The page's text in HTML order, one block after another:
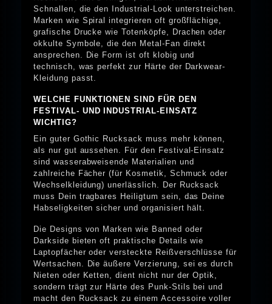
Schnallen, die den Industrial-Look unterstreichen.
Marken wie Spiral integrieren oft großflächige,
grafische Drucke wie Totenköpfe, Drachen oder
okkulte Symbole, die den Metal-Fan direkt
ansprechen. Die Form ist oft klobig und
technisch, was perfekt zur Härte der Darkwear-
Kleidung passt.
WELCHE FUNKTIONEN SIND FÜR DEN
FESTIVAL- UND INDUSTRIAL-EINSATZ
WICHTIG?
Ein guter Gothic Rucksack muss mehr können,
als nur gut aussehen. Für den Festival-Einsatz
sind wasserabweisende Materialien und
zahlreiche Fächer (für Kosmetik, Schmuck oder
Wechselkleidung) unerlässlich. Der Rucksack
muss Dein tragbares Heiligtum sein, das Deine
Habseligkeiten sicher und organisiert hält.
Die Designs von Marken wie Banned oder
Darkside bieten oft praktische Details wie
Laptopfächer oder versteckte Reißverschlüsse für
Wertsachen. Die äußere Verzierung, sei es durch
Nieten oder Ketten, dient nicht nur der Optik,
sondern trägt zur Härte des Punk-Stils bei und
macht den Rucksack zu einem Accessoire voller